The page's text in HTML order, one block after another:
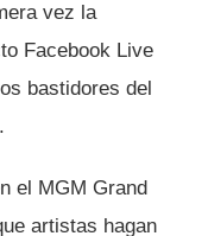
vez la
Facebook Live
bastidores del
el MGM Grand
artistas hagan